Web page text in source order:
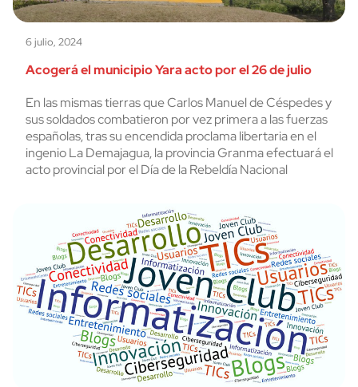
6 julio, 2024
Acogerá el municipio Yara acto por el 26 de julio
En las mismas tierras que Carlos Manuel de Céspedes y
sus soldados combatieron por vez primera a las fuerzas
españolas, tras su encendida proclama libertaria en el
ingenio La Demajagua, la provincia Granma efectuará el
acto provincial por el Día de la Rebeldía Nacional